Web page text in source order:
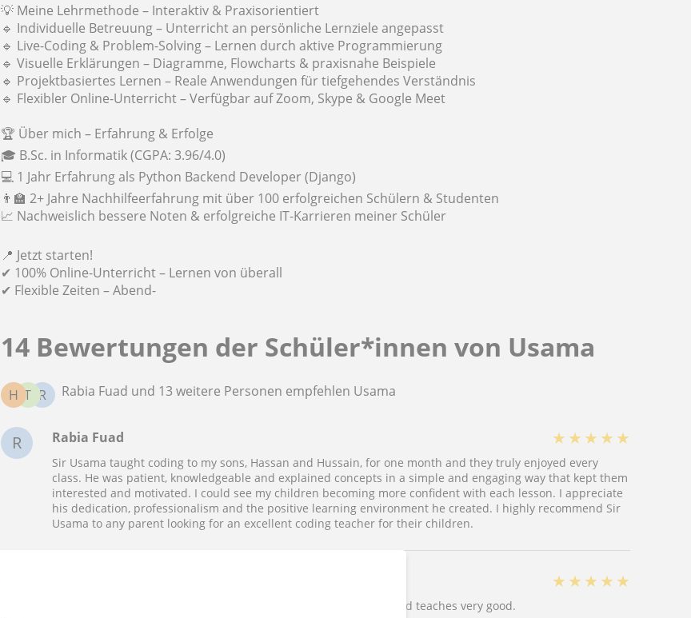
💡 Meine Lehrmethode – Interaktiv & Praxisorientiert
🔹 Individuelle Betreuung – Unterricht an persönliche Lernziele angepasst
🔹 Live-Coding & Problem-Solving – Lernen durch aktive Programmierung
🔹 Visuelle Erklärungen – Diagramme, Flowcharts & praxisnahe Beispiele
🔹 Projektbasiertes Lernen – Reale Anwendungen für tiefgehendes Verständnis
🔹 Flexibler Online-Unterricht – Verfügbar auf Zoom, Skype & Google Meet
🏆 Über mich – Erfahrung & Erfolge
🎓 B.Sc. in Informatik (CGPA: 3.96/4.0)
💻 1 Jahr Erfahrung als Python Backend Developer (Django)
👨‍🏫 2+ Jahre Nachhilfeerfahrung mit über 100 erfolgreichen Schülern & Studenten
📈 Nachweislich bessere Noten & erfolgreiche IT-Karrieren meiner Schüler
📍 Jetzt starten!
✔ 100% Online-Unterricht – Lernen von überall
✔ Flexible Zeiten – Abend-
14 Bewertungen der Schüler*innen von Usama
R
T
H Rabia Fuad und 13 weitere Personen empfehlen Usama
R Rabia Fuad ★ ★ ★ ★ ★
Sir Usama taught coding to my sons, Hassan and Hussain, for one month and they truly enjoyed every
class. He was patient, knowledgeable and explained concepts in a simple and engaging way that kept them
interested and motivated. I could see my children becoming more confident with each lesson. I appreciate
his dedication, professionalism and the positive learning environment he created. I highly recommend Sir
Usama to any parent looking for an excellent coding teacher for their children.
★ ★ ★ ★ ★
The teacher was very nice and kind and its easy to understand and teaches very good.